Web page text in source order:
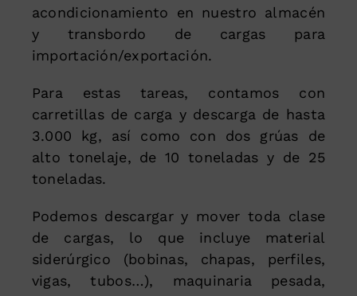
acondicionamiento en nuestro almacén
y transbordo de cargas para
importación/exportación.
Para estas tareas, contamos con
carretillas de carga y descarga de hasta
3.000 kg, así como con dos grúas de
alto tonelaje, de 10 toneladas y de 25
toneladas.
Podemos descargar y mover toda clase
de cargas, lo que incluye material
siderúrgico (bobinas, chapas, perfiles,
vigas, tubos…), maquinaria pesada,